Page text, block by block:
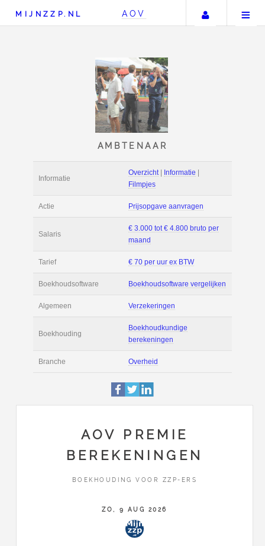
MIJNZZP.NL AOV Uw
AMBTENAAR
Actie Prijsopgave
€ 3.000 tot € 4.800
maand
Tarief
Boekhoudsoftware
Boekhouding
Boekhoudkundige
AOV PREMIE
BEREKENINGEN
BOEKHOUDING VOOR ZZP-ERS
ZO, 9 AUG 2026